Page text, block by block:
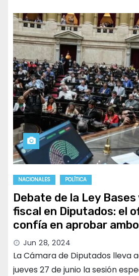
NACIONALES POLÍTICA
Debate de la Ley
fiscal en Diputados: el
confía en aprobar
Jun 28, 2024
La Cámara de Diputados lleva
jueves 27 de junio la sesión